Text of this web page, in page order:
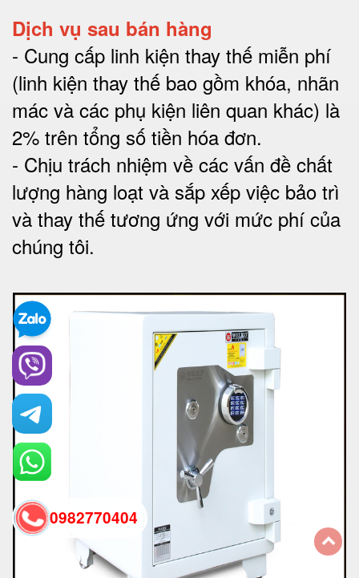
Dịch vụ sau bán hàng
- Cung cấp linh kiện thay thế miễn phí
(linh kiện thay thế bao gồm khóa, nhãn
mác và các phụ kiện liên quan khác) là
2% trên tổng số tiền hóa đơn.
- Chịu trách nhiệm về các vấn đề chất
lượng hàng loạt và sắp xếp việc bảo trì
và thay thế tương ứng với mức phí của
chúng tôi.
0982770404